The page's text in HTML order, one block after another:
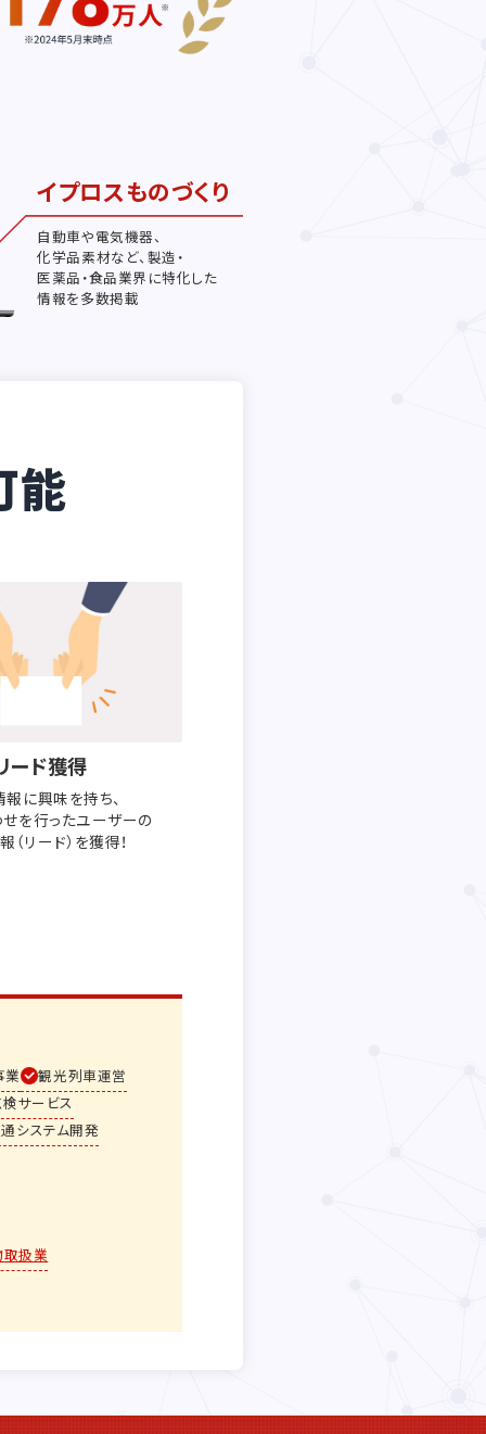
イプロスものづくり
自動車や電気機器、
化学品素材など、製造・
医薬品・食品業界に特化した
情報を多数掲載
能
ード獲得
に興味を持ち、
を行ったユーザーの
（リード）を獲得！
業
観光列車運営
サービス
システム開発
扱業